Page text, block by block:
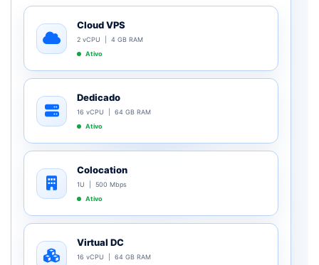
Cloud VPS
2 vCPU | 4 GB RAM
Ativo
Dedicado
16 vCPU | 64 GB RAM
Ativo
Colocation
1U | 500 Mbps
Ativo
Virtual DC
16 vCPU | 64 GB RAM